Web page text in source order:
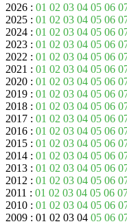
2026 : 01 02 03 04 05 06
2025 : 01 02 03 04 05 06
2024 : 01 02 03 04 05 06
2023 : 01 02 03 04 05 06
2022 : 01 02 03 04 05 06
2021 : 01 02 03 04 05 06
2020 : 01 02 03 04 05 06
2019 : 01 02 03 04 05 06
2018 : 01 02 03 04 05 06
2017 : 01 02 03 04 05 06
2016 : 01 02 03 04 05 06
2015 : 01 02 03 04 05 06
2014 : 01 02 03 04 05 06
2013 : 01 02 03 04 05 06
2012 : 01 02 03 04 05 06
2011 : 01 02 03 04 05 06
2010 : 01 02 03 04 05 06
2009 : 01 02 03 04 05 06